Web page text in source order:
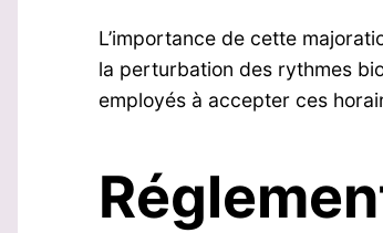
L’importance de cette
la perturbation des rythmes
employés à accepter ces